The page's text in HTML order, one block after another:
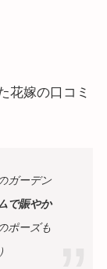
花嫁の口コミ
ガーデン
で賑やか
ポーズも